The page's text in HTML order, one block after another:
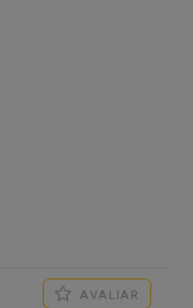
AVALIAR